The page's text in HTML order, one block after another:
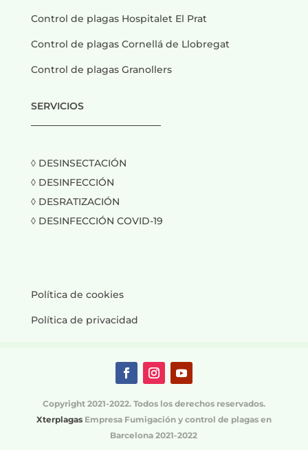
Control de plagas Hospitalet El Prat
Control de plagas Cornellá de Llobregat
Control de plagas Granollers
SERVICIOS
◊ DESINSECTACIÓN
◊ DESINFECCIÓN
◊ DESRATIZACIÓN
◊ DESINFECCIÓN COVID-19
Política de cookies
Política de privacidad
Copyright 2021-2022. Todos los derechos reservados.
XterplagasEmpresa Fumigación y control de plagas en
Barcelona 2021-2022